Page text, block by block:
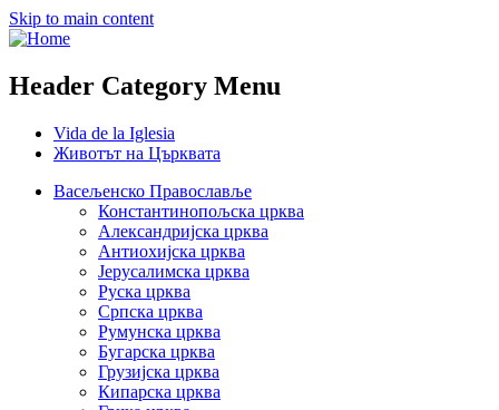
Skip to main content
Header Category Menu
Vida de la Iglesia
Животът на Църквата
Васељенско Православље
Константинопољска црква
Александријска црква
Антиохијска црква
Јерусалимска црква
Руска црква
Српска црква
Румунска црква
Бугарска црква
Грузијска црква
Кипарска црква